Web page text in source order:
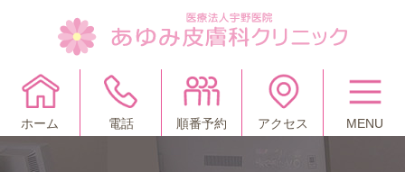
ホーム 電話 順番予約 アクセス MENU